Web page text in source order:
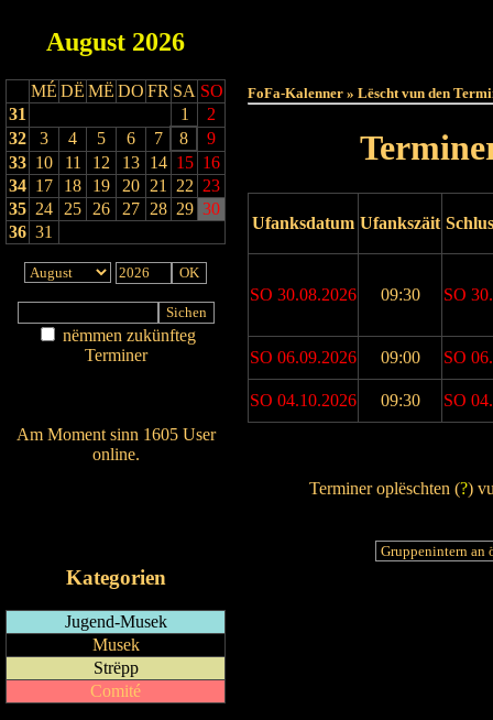
August 2026
MÉ DË MË DO FR SA SO
31
1
2
32
3 4 5 6 7 8
9
33 10 11 12 13 14 15 16
34 17 18 19 20 21 22 23
35 24 25 26 27 28 29 30
36 31
nëmmen zukünfteg
Terminer
Am Moment sinn 1605 User
online.
Kategorien
Jugend-Musek
Musek
Strëpp
Comité
FoFa-Kalenner » Lëscht vun den
Ufanksdatum Ufankszäit
SO 30.08.2026 09:30 SO
SO 06.09.2026 09:00 SO
SO 04.10.2026 09:30 SO
Terminer oplëschten (?)